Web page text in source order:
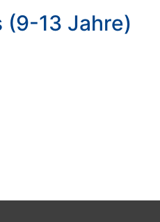
(9-13 Jahre)